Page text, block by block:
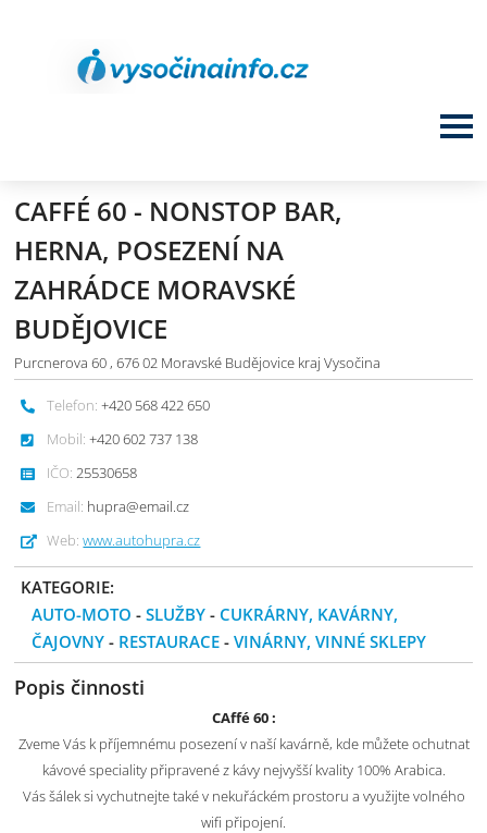
CAFFÉ 60 - NONSTOP BAR,
HERNA, POSEZENÍ NA
ZAHRÁDCE MORAVSKÉ
BUDĚJOVICE
Purcnerova 60 , 676 02 Moravské Budějovice kraj Vysočina
Telefon: +420 568 422 650
Mobil: +420 602 737 138
IČO: 25530658
Email: hupra@email.cz
Web: www.autohupra.cz
KATEGORIE:
AUTO-MOTO -SLUŽBY - CUKRÁRNY, KAVÁRNY,
ČAJOVNY - RESTAURACE -VINÁRNY, VINNÉ SKLEPY
Popis činnosti
CAffé 60 :
Zveme Vás k příjemnému posezení v naší kavárně, kde můžete ochutnat
kávové speciality připravené z kávy nejvyšší kvality 100% Arabica.
Vás šálek si vychutnejte také v nekuřáckém prostoru a využijte volného
wifi připojení.